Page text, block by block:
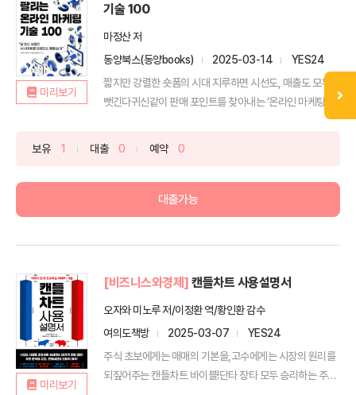
미리보기
기술 100
마정산 저
동양북스(동양books)
2025-03-14
YES24
짧지만 강렬한 숏폼의 시대 지루하면 시선도, 매출도 모두
뺏긴다귀신같이 판매 포인트를 찾아내는 ‘온라인 마케팅 기
보유 1 대출 0 예약 0
대출가능
미리보기
[비즈니스와경제] 캔들차트 사용설명서
오자와 미노루 저/이정환 역/황인환 감수
여의도책방
2025-03-07
YES24
주식 초보에게는 매매의 기본을,고수에게는 시장의 원리를
되짚어주는 캔들차트 바이블!단타 장타 모두 승리하는 주식